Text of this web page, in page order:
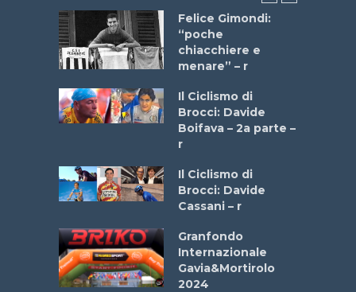
Felice Gimondi:
“poche
chiacchiere e
menare” – r
Il Ciclismo di
Brocci: Davide
Boifava – 2a parte –
r
Il Ciclismo di
Brocci: Davide
Cassani – r
Granfondo
Internazionale
Gavia&Mortirolo
2024